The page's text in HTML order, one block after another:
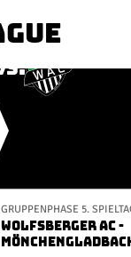
GRUPPENPHASE 5.
WOLFSBERGER AC -